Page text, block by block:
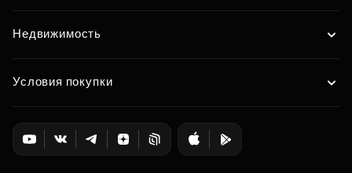
Недвижимость
Условия покупки